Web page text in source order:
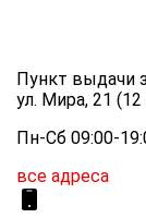
Пункт выдачи
ул. Мира, 21
Пн-Сб 09:00-
все адреса